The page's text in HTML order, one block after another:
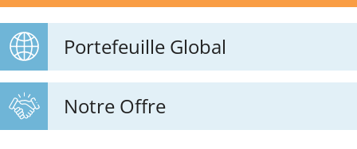
Portefeuille Global
Notre Offre